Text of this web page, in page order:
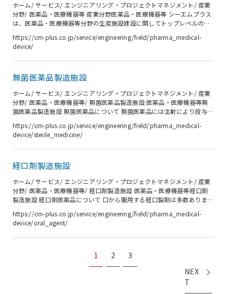
ホーム/ サービス/ エンジニアリング・プロジェクトマネジメント/ 産業
分野/ 医薬品・医療機器等 産業分野医薬品・医療機器等 シーエムプラス
は、医薬品・医療機器等分野の生産施設建設に関してトップレベルの知
品、原薬、再生医療、医療機器まで、事業構想段階から基本設計、工
事、IQ/OQ段階まで、創業時から数多くのニーズに応えてきました。新
設だけでなく、増設、移設、一部改装、技術移転などお客様の状況に合
クチン、バイオ医薬品、治験薬、診断薬）から医療機器、再生医療、細
https://cm-plus.co.jp/service/engineering/field/pharma_medical-
device/
無菌医薬品製造施設
ホーム/ サービス/ エンジニアリング・プロジェクトマネジメント/ 産業
分野/ 医薬品・医療機器等/ 無菌医薬品製造施設 医薬品・医療機器等無
菌医薬品製造施設 無菌医薬品について 無菌医薬品には注射により投与
ります。製剤に直接接する直接容器は、製剤の品質を維持したり、使用
者の利便性を確保する機能を有し、アンプル、バイアル、カートリッ
ジ、輸液バッグ、プレフィルドシリンジ（PFS）、ブローフィルシール
ります。無菌性確保のため無菌医薬品は最終滅菌法または無菌操作法
https://cm-plus.co.jp/service/engineering/field/pharma_medical-
device/sterile_medicine/
経口剤製造施設
ホーム/ サービス/ エンジニアリング・プロジェクトマネジメント/ 産業
分野/ 医薬品・医療機器等/ 経口剤製造施設 医薬品・医療機器等経口剤
製造施設 経口剤医薬品について 口から服用する経口製剤は多数ありま
す。また、錠剤には素錠、フイルムコート錠剤、糖衣錠などがありま
す。製剤に直接接する一次包装は、製剤の品質を維持したり、使用者の
利便性を確保する機能を有し、PTP包装（ブリスター包装）、ストリッ
包装品はさらに、単一、または複数のフィルム・紙などで包装され法令
https://cm-plus.co.jp/service/engineering/field/pharma_medical-
device/oral_agent/
1 2
3
NEX
T